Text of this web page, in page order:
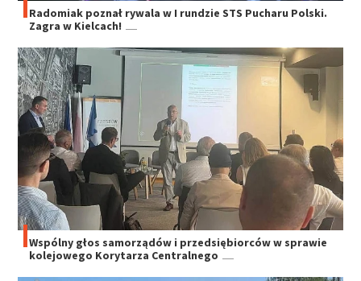
Radomiak poznał rywala w I rundzie STS Pucharu Polski.
Zagra w Kielcach!
Wspólny głos samorządów i przedsiębiorców w sprawie
kolejowego Korytarza Centralnego